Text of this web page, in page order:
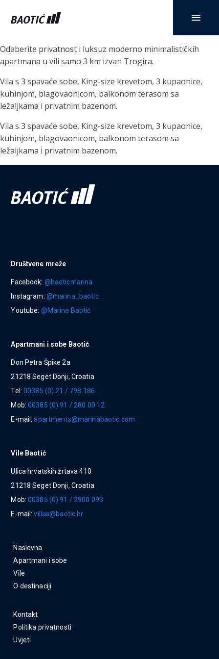
Odaberite privatnost i luksuz moderno minimalističkih
apartmana u vili samo 3 km izvan Trogira.
Vila s 3 spavaće sobe, King-size krevetom, 3 kupaonice,
kuhinjom, blagovaonicom, balkonom terasom sa
ležaljkama i privatnim bazenom.
Vila s 3 spavaće sobe, King-size krevetom, 3 kupaonice,
kuhinjom, blagovaonicom, balkonom terasom sa
ležaljkama i privatnim bazenom.
Društvene mreže
Facebook: @baoticmarina
Instagram: @marina_baotic
Youtube: @Marina Baotić
Apartmani i sobe Baotić
Don Petra Špike 2a
21218 Seget Donji, Croatia
Tel:00385 (0) 21 / 798 186
Mob:00385 (0) 91 / 280 00 12
E-mail:apartments@marinabaotic.com
Vile Baotić
Ulica hrvatskih žrtava 410
21218 Seget Donji, Croatia
Mob:00385 (0) 91 / 2900 093
E-mail:villas@baotic.hr
Naslovna
Apartmani i sobe
Vile
O destinaciji
Kontakt
Politika privatnosti
Uvjeti